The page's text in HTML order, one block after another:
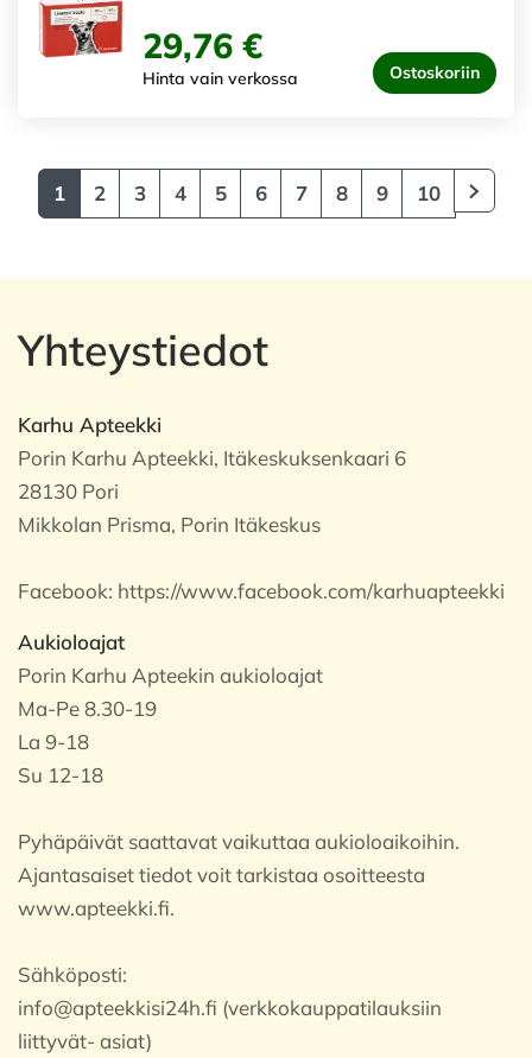
29,76 €
Hinta vain verkossa Ostoskoriin
1 2 3 4 5 6 7 8 9 10
Yhteystiedot
Karhu Apteekki
Porin Karhu Apteekki, Itäkeskuksenkaari 6
28130 Pori
Mikkolan Prisma, Porin Itäkeskus
Facebook: https://www.facebook.com/karhuapteekki
Aukioloajat
Porin Karhu Apteekin aukioloajat
Ma-Pe 8.30-19
La 9-18
Su 12-18
Pyhäpäivät saattavat vaikuttaa aukioloaikoihin.
Ajantasaiset tiedot voit tarkistaa osoitteesta
www.apteekki.fi.
Sähköposti:
info@apteekkisi24h.fi (verkkokauppatilauksiin
liittyvät- asiat)